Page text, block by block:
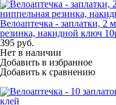
Велоаптечка - заплатки, 2
резинка, накидной ключ
395 руб.
Нет в наличии
Добавить в избранное
Добавить к сравнению